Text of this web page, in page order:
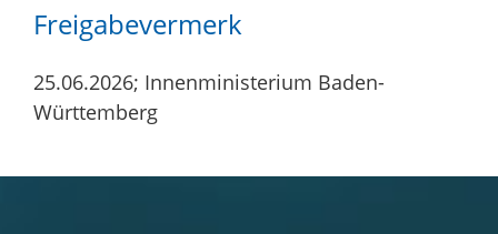
Freigabevermerk
25.06.2026; Innenministerium Baden-
Württemberg